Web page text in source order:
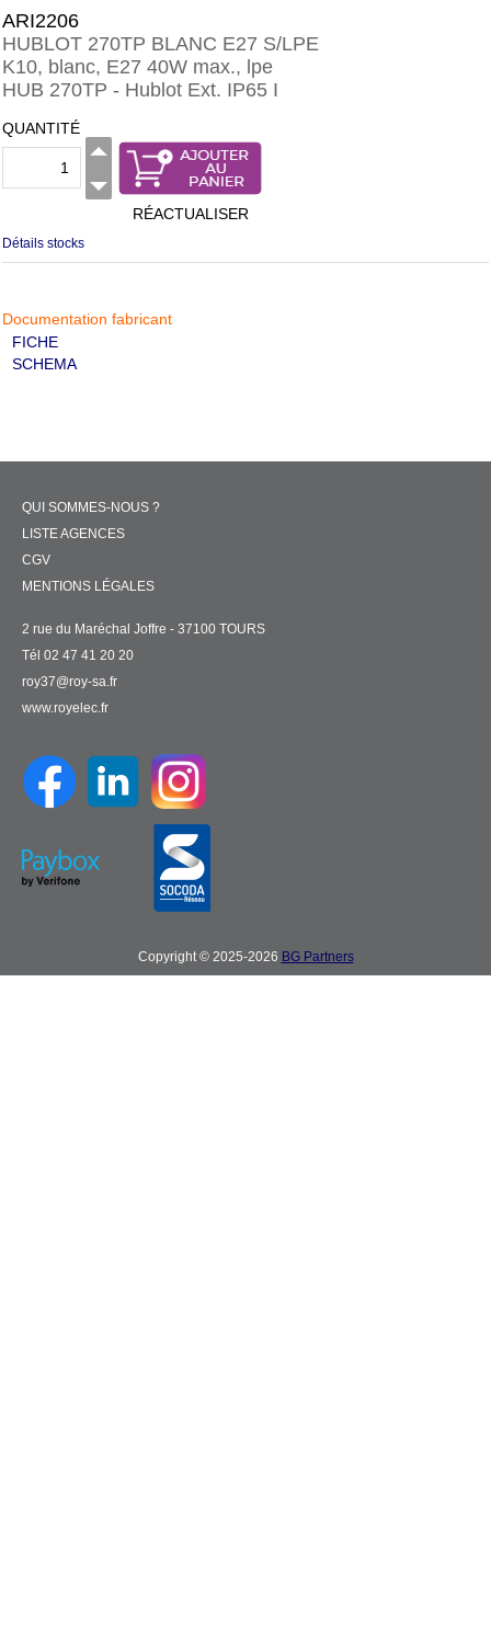
ARI2206
HUBLOT 270TP BLANC E27 S/LPE
K10, blanc, E27 40W max., lpe
HUB 270TP - Hublot Ext. IP65 I
QUANTITÉ
RÉACTUALISER
Détails stocks
Documentation fabricant
FICHE
SCHEMA
QUI SOMMES-NOUS ?
LISTE AGENCES
CGV
MENTIONS LÉGALES
2 rue du Maréchal Joffre - 37100 TOURS
Tél 02 47 41 20 20
roy37@roy-sa.fr
www.royelec.fr
Copyright © 2025-2026 BG Partners